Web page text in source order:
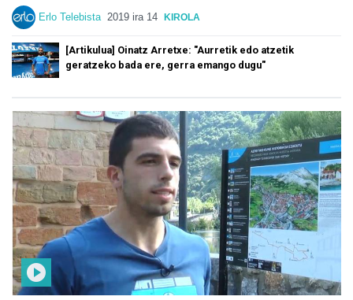
Erlo Telebista 2019 ira 14 KIROLA
[Artikulua] Oinatz Arretxe: "Aurretik edo atzetik
geratzeko bada ere, gerra emango dugu"